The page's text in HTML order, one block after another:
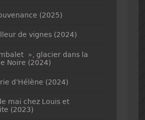
(2025)
de vignes (2024)
», glacier dans la
Noire (2024)
d’Hélène (2024)
mai chez Louis et
(2023)